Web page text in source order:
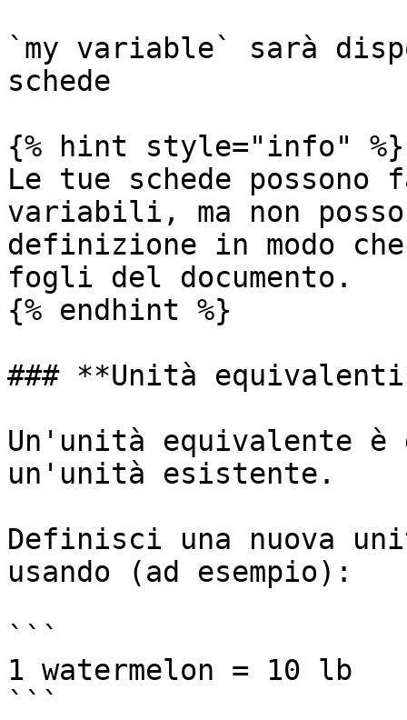
`my variable` sarà
schede
{% hint style="info" %}
Le tue schede
variabili, ma non
definizione in modo
fogli del documento.
{% endhint %}
### **Unità
Un'unità equivalente
un'unità esistente.
Definisci una nuova
usando (ad esempio):
```
1 watermelon = 10 lb
```